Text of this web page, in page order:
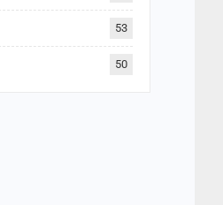
53
50